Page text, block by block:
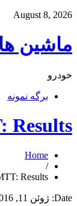
August 8, 2026
ماشین
خودرو
برگه نمونه
Results
Home
/
Results
Date: ژوئن 11, 2016